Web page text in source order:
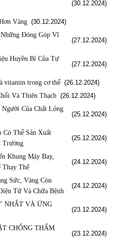
(30.12.2024)
Vàng (30.12.2024)
Đóng Góp Vĩ
(27.12.2024)
Huyền Bí Của Tự
(27.12.2024)
vitamin trong cơ thể (26.12.2024)
Và Thiên Thạch (26.12.2024)
Của Chất Lỏng
(25.12.2024)
Thể Sản Xuất
Trường
(25.12.2024)
Khung Máy Bay,
Thay Thế
(24.12.2024)
Sức, Vàng Còn
Tử Và Chữa Bệnh
(24.12.2024)
NHẤT VÀ ỨNG
(23.12.2024)
CHỐNG THẤM
(23.12.2024)